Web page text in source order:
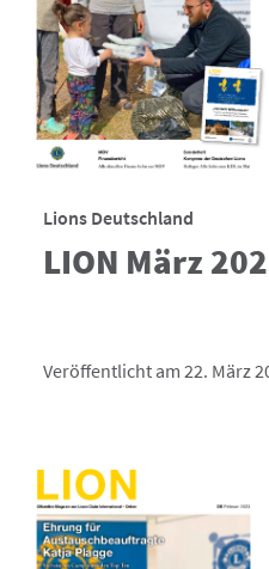
Lions Deutschland
LION März
Veröffentlicht am 22. März